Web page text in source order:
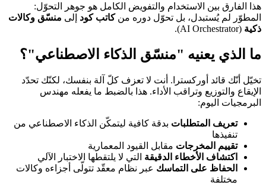
هذا الفارق بين الاستخدام والتفويض الكامل هو جوهر التحوّل:
المطوّر لم يُستبدل، بل تحوّل دوره منكاتب كودإلى منسّق وكالات
ذكية(AI Orchestrator).
ما الذي يعنيه "منسّق الذكاء الاصطناعي"؟
تخيّل أنّك قائد أوركسترا. أنت لا تعزف كلّ آلة بنفسك، لكنّك تحدّد
الإيقاع والتوزيع وتراقب الأداء. هذا بالضبط ما يفعله مهندس
البرمجيات اليوم:
تعريف المتطلباتبدقة كافية ليتمكّن الذكاء الاصطناعي من
تنفيذها
تقييم المخرجاتمقابل القيود المعمارية
اكتشاف الأخطاء الدقيقةالتي لا يلتقطها الاختبار الآلي
الحفاظ على التماسكعبر نظام معقّد تتولّى أجزاءه وكالات
مختلفة